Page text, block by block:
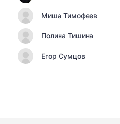
Миша Тимофеев
Полина Тишина
Егор Сумцов